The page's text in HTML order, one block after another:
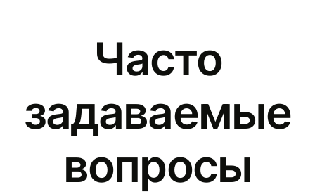
Часто
задаваемые
вопросы